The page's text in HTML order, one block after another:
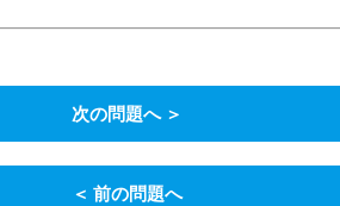
次の問題へ ＞
＜ 前の問題へ